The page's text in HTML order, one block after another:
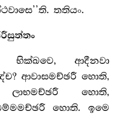
තතියං.
භික්ඛවෙ, ආදීනවා
ආවාසමච්ඡරී හොති,
හොති,
හොති. ඉමෙ